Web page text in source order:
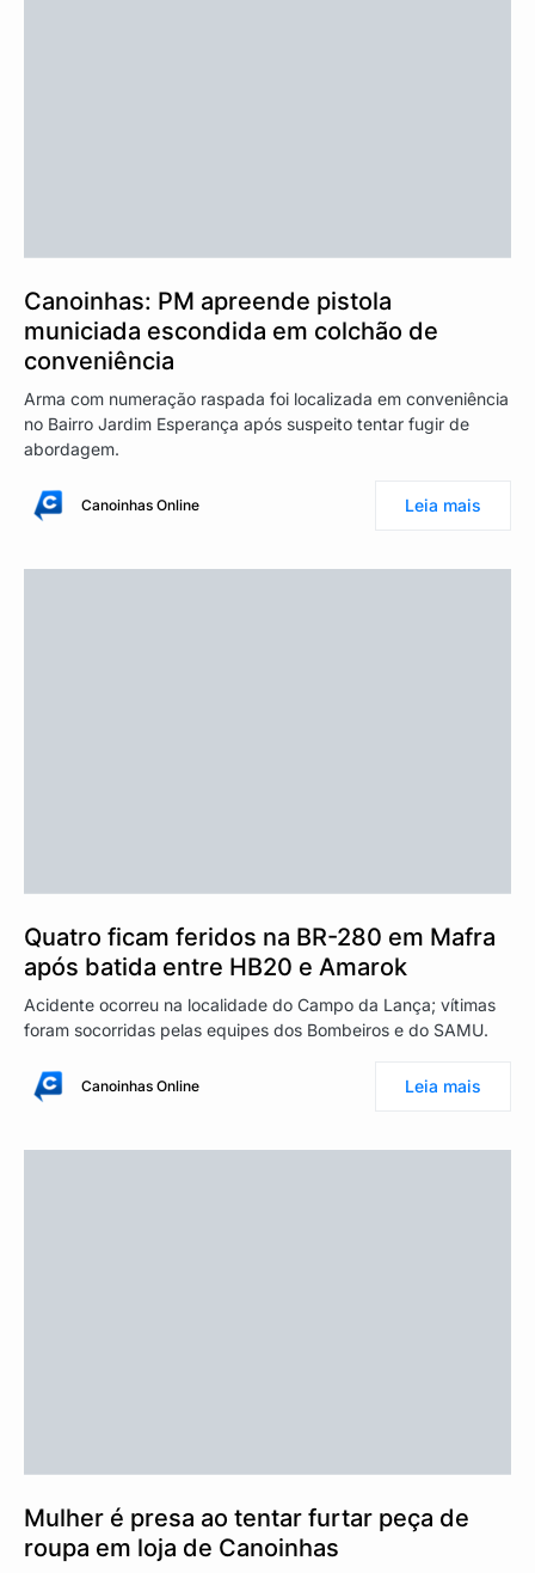
Canoinhas: PM apreende pistola
municiada escondida em colchão de
conveniência
Arma com numeração raspada foi localizada em conveniência
no Bairro Jardim Esperança após suspeito tentar fugir de
abordagem.
Canoinhas Online Leia mais
Quatro ficam feridos na BR-280 em Mafra
após batida entre HB20 e Amarok
Acidente ocorreu na localidade do Campo da Lança; vítimas
foram socorridas pelas equipes dos Bombeiros e do SAMU.
Canoinhas Online Leia mais
Mulher é presa ao tentar furtar peça de
roupa em loja de Canoinhas